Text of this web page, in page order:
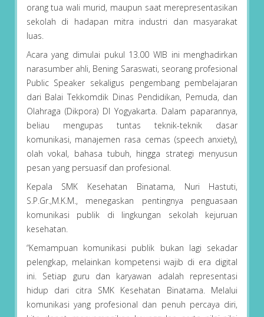
orang tua wali murid, maupun saat merepresentasikan
sekolah di hadapan mitra industri dan masyarakat
luas.
Acara yang dimulai pukul 13.00 WIB ini menghadirkan
narasumber ahli, Bening Saraswati, seorang profesional
Public Speaker sekaligus pengembang pembelajaran
dari Balai Tekkomdik Dinas Pendidikan, Pemuda, dan
Olahraga (Dikpora) DI Yogyakarta. Dalam paparannya,
beliau mengupas tuntas teknik-teknik dasar
komunikasi, manajemen rasa cemas (speech anxiety),
olah vokal, bahasa tubuh, hingga strategi menyusun
pesan yang persuasif dan profesional.
Kepala SMK Kesehatan Binatama, Nuri Hastuti,
S.P.Gr.,M.K.M., menegaskan pentingnya penguasaan
komunikasi publik di lingkungan sekolah kejuruan
kesehatan.
“Kemampuan komunikasi publik bukan lagi sekadar
pelengkap, melainkan kompetensi wajib di era digital
ini. Setiap guru dan karyawan adalah representasi
hidup dari citra SMK Kesehatan Binatama. Melalui
komunikasi yang profesional dan penuh percaya diri,